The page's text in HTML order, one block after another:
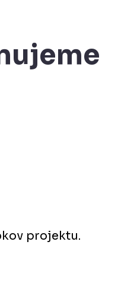
projektu.